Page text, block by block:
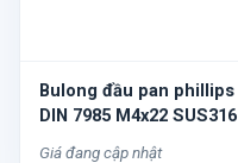
Bulong đầu pan phillips
DIN 7985 M4x22 SUS316
Giá đang cập nhật